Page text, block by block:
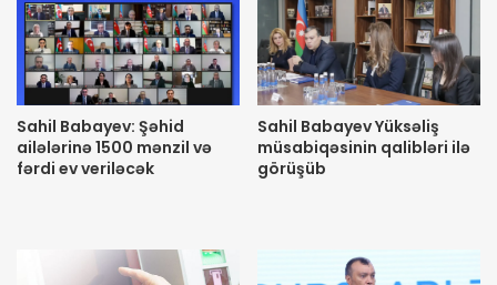
Sahil Babayev: Şəhid
ailələrinə 1500 mənzil və
fərdi ev veriləcək
Sahil Babayev Yüksəliş
müsabiqəsinin qalibləri ilə
görüşüb